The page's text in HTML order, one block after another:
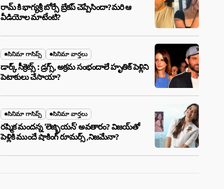
రామ్ కి భాగ్యశ్రీ బోర్సే బ్రేకప్ చెప్పేసిందా?మరి ఆ
వీడియోల మాటేంటి?
సినిమా గాసిప్స్ సినిమా వార్తలు
డార్క్ సీక్రెట్స్ : డ్రగ్స్, అక్రమ సంభందాలే హృతిక్ పెళ్లిని
పెటాకులు చేసాయా?
సినిమా గాసిప్స్ సినిమా వార్తలు
రష్మిక మందన్న ‘లెజ్బియన్’ అవతారం? విజయ్‌తో
పెళ్లికి ముందే షాకింగ్ రూమర్స్ ,నిజమేనా?